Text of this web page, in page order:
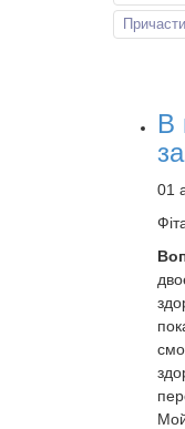
В
01